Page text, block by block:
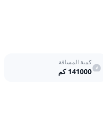
كمية المسافة
141000 كم